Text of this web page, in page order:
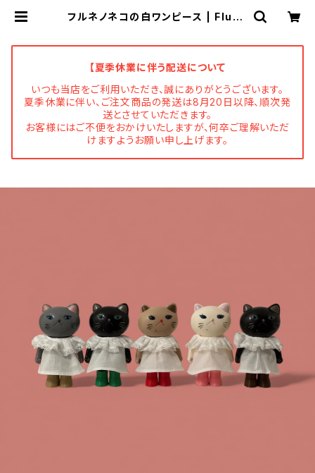
フルネノネコの白ワンピース | Flune
【夏季休業に伴う配送について
いつも当店をご利用いただき、誠にありがとうございます。
夏季休業に伴い、ご注文商品の発送は8月20日以降、順次発
送とさせていただきます。
お客様にはご不便をおかけいたしますが、何卒ご理解いただ
けますようお願い申し上げます。